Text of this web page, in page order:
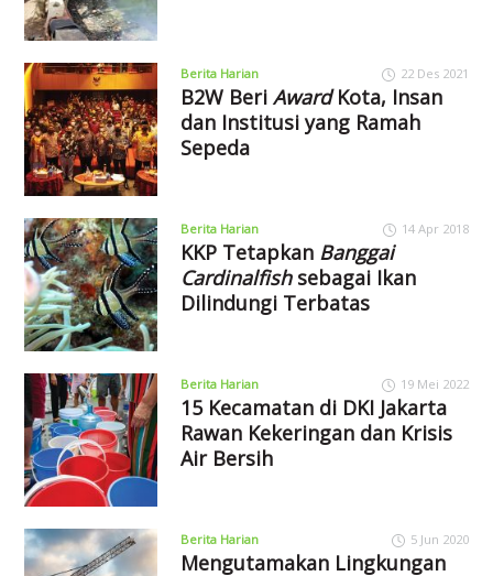
Berita Harian 22 Des 2021
B2W Beri AwardKota, Insan
dan Institusi yang Ramah
Sepeda
Berita Harian 14 Apr 2018
KKP Tetapkan Banggai
Cardinalfishsebagai Ikan
Dilindungi Terbatas
Berita Harian 19 Mei 2022
15 Kecamatan di DKI Jakarta
Rawan Kekeringan dan Krisis
Air Bersih
Berita Harian 5 Jun 2020
Mengutamakan Lingkungan